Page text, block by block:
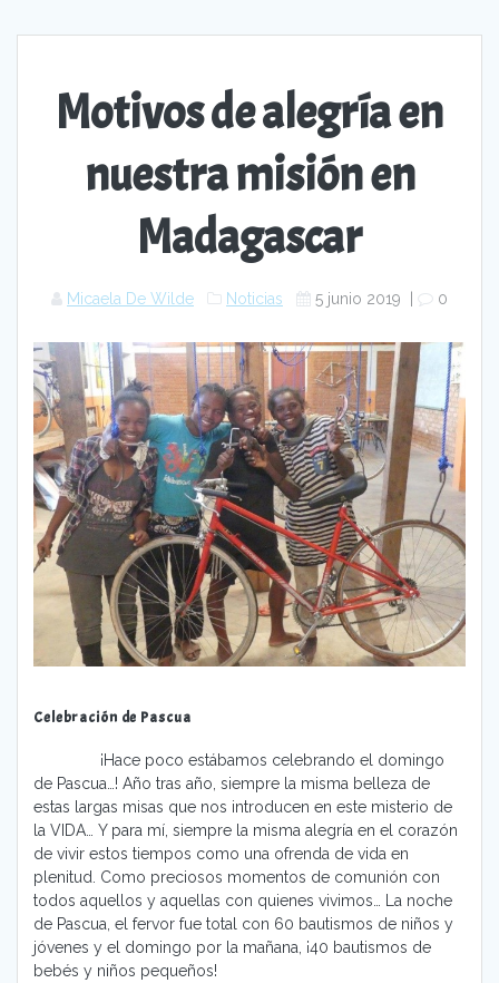
Motivos de alegría en
nuestra misión en
Madagascar
Micaela De Wilde Noticias 5 junio 2019 0
Celebración de Pascua
¡Hace poco estábamos celebrando el domingo
de Pascua…! Año tras año, siempre la misma belleza de
estas largas misas que nos introducen en este misterio de
la VIDA… Y para mí, siempre la misma alegría en el corazón
de vivir estos tiempos como una ofrenda de vida en
plenitud. Como preciosos momentos de comunión con
todos aquellos y aquellas con quienes vivimos… La noche
de Pascua, el fervor fue total con 60 bautismos de niños y
jóvenes y el domingo por la mañana, ¡40 bautismos de
bebés y niños pequeños!